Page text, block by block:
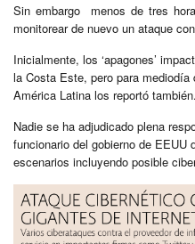
Sin embargo menos de tres
monitorear de nuevo un ataque
Inicialmente, los ‘apagones’
la Costa Este, pero para
América Latina los reportó también.
Nadie se ha adjudicado plena
funcionario del gobierno de EEUU
escenarios incluyendo posible